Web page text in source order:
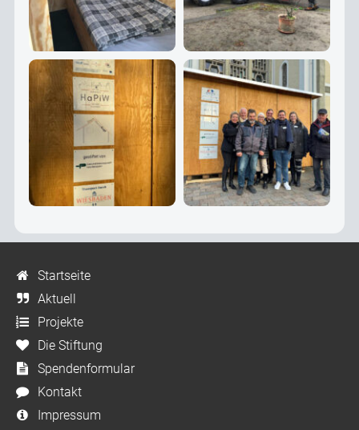
Startseite
Aktuell
Projekte
Die Stiftung
Spendenformular
Kontakt
Impressum